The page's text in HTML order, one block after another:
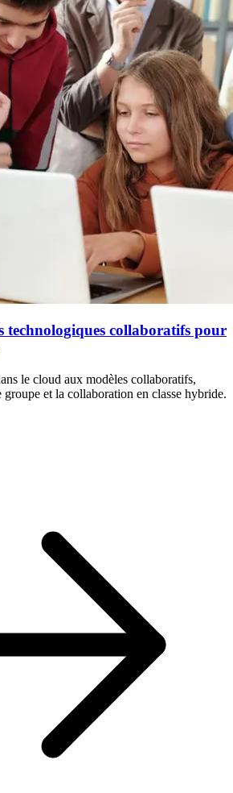
technologiques collaboratifs pour
le cloud aux modèles collaboratifs,
et la collaboration en classe hybride.